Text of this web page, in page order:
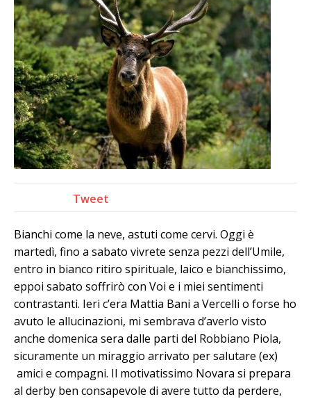
Tweet
Bianchi come la neve, astuti come cervi. Oggi è
martedì, fino a sabato vivrete senza pezzi dell’Umile,
entro in bianco ritiro spirituale, laico e bianchissimo,
eppoi sabato soffrirò con Voi e i miei sentimenti
contrastanti. Ieri c’era Mattia Bani a Vercelli o forse ho
avuto le allucinazioni, mi sembrava d’averlo visto
anche domenica sera dalle parti del Robbiano Piola,
sicuramente un miraggio arrivato per salutare (ex)
amici e compagni. Il motivatissimo Novara si prepara
al derby ben consapevole di avere tutto da perdere,